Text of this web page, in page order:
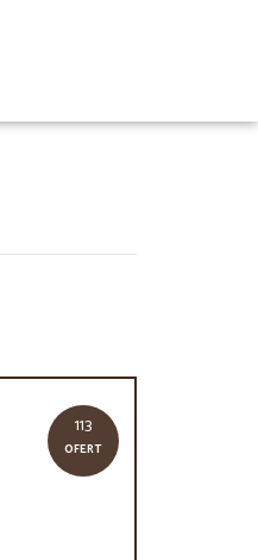
113
OFERT